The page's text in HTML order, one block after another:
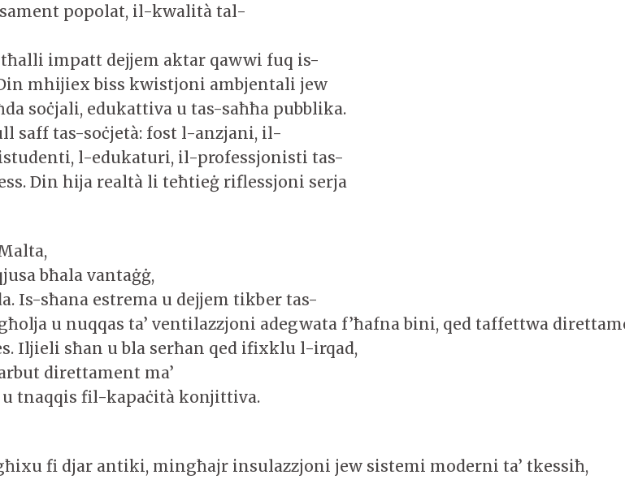
popolat, il-kwalità tal-
impatt dejjem aktar qawwi fuq is-
mhijiex biss kwistjoni ambjentali jew
soċjali, edukattiva u tas-saħħa pubblika.
saff tas-soċjetà: fost l-anzjani, il-
l-edukaturi, il-professjonisti tas-
Din hija realtà li teħtieġ riflessjoni serja
bħala vantaġġ,
Is-sħana estrema u dejjem tikber tas-
u nuqqas ta’ ventilazzjoni adegwata f’ħafna bini, qed taffettwa
Iljieli sħan u bla serħan qed ifixklu l-irqad,
direttament ma’
tnaqqis fil-kapaċità konjittiva.
fi djar antiki, mingħajr insulazzjoni jew sistemi moderni ta’ tkessiħ,